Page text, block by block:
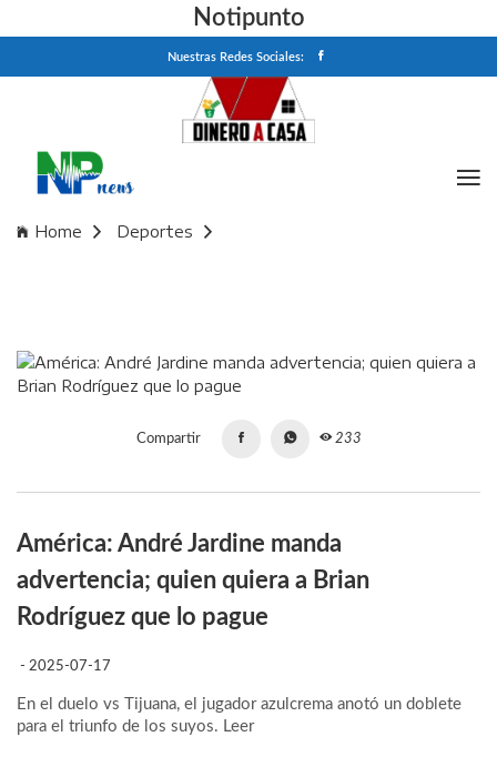
Notipunto
Nuestras Redes Sociales:
Home
Deportes
Compartir 233
América: André Jardine manda
advertencia; quien quiera a Brian
Rodríguez que lo pague
- 2025-07-17
En el duelo vs Tijuana, el jugador azulcrema anotó un doblete
para el triunfo de los suyos. Leer